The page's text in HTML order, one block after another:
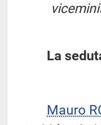
La
Mauro